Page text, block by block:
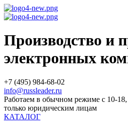
Производство и
электронных
+7 (495) 984-68-02
info@russleader.ru
Работаем в обычном режиме с 10-
только юридическим лицам
КАТАЛОГ